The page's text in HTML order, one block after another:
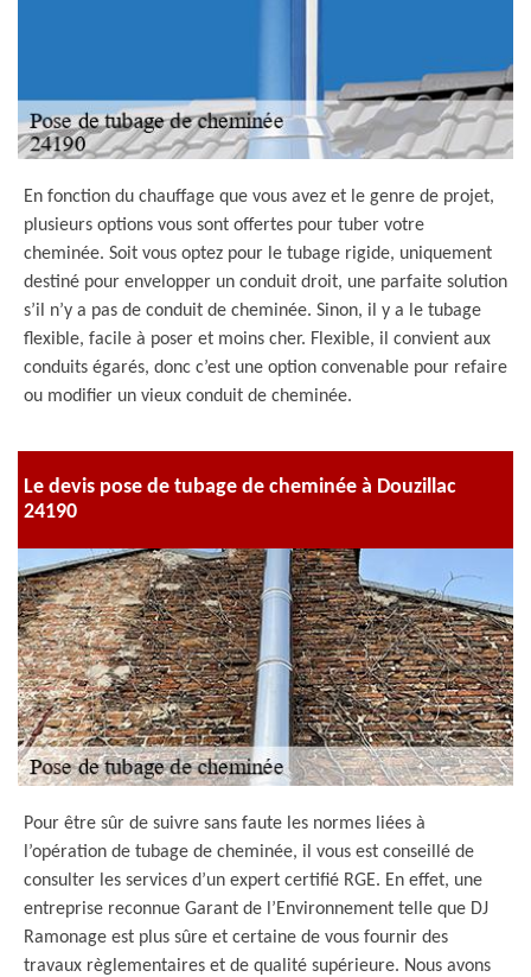
En fonction du chauffage que vous avez et le genre de projet,
plusieurs options vous sont offertes pour tuber votre
cheminée. Soit vous optez pour le tubage rigide, uniquement
destiné pour envelopper un conduit droit, une parfaite solution
s’il n’y a pas de conduit de cheminée. Sinon, il y a le tubage
flexible, facile à poser et moins cher. Flexible, il convient aux
conduits égarés, donc c’est une option convenable pour refaire
ou modifier un vieux conduit de cheminée.
Le devis pose de tubage de cheminée à Douzillac
24190
Pour être sûr de suivre sans faute les normes liées à
l’opération de tubage de cheminée, il vous est conseillé de
consulter les services d’un expert certifié RGE. En effet, une
entreprise reconnue Garant de l’Environnement telle que DJ
Ramonage est plus sûre et certaine de vous fournir des
travaux règlementaires et de qualité supérieure. Nous avons